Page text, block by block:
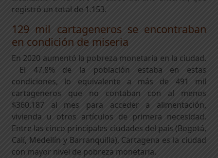
registró un total de 1.153.
129 mil cartageneros se encontraban
en condición de miseria
En 2020 aumentó la pobreza monetaria en la ciudad.
El 47,8% de la población estaba en estas
condiciones, lo equivalente a más de 491 mil
cartageneros que no contaban con al menos
$360.187 al mes para acceder a alimentación,
vivienda u otros artículos de primera necesidad.
Entre las cinco principales ciudades del país (Bogotá,
Calí, Medellín y Barranquilla), Cartagena es la ciudad
con mayor nivel de pobreza monetaria.